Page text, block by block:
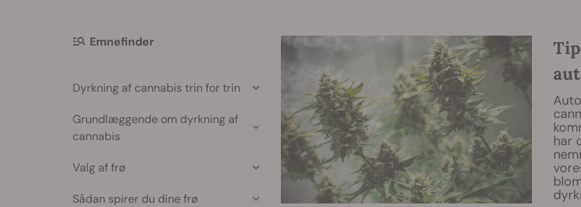
har
Emnefinder
Dyrkning af cannabis trin for trin
Grundlæggende om dyrkning af
cannabis
Valg af frø
Sådan spirer du dine frø